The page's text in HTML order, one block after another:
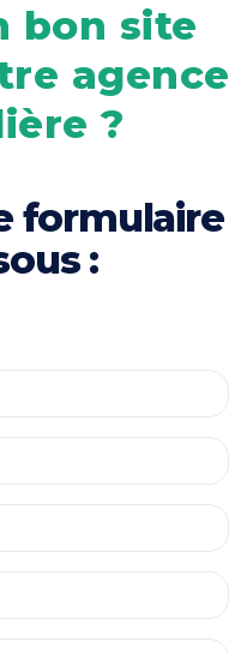
bon site
agence
?
formulaire
: